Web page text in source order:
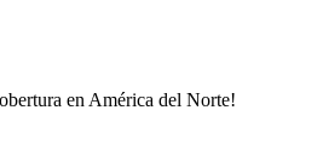
en América del Norte!